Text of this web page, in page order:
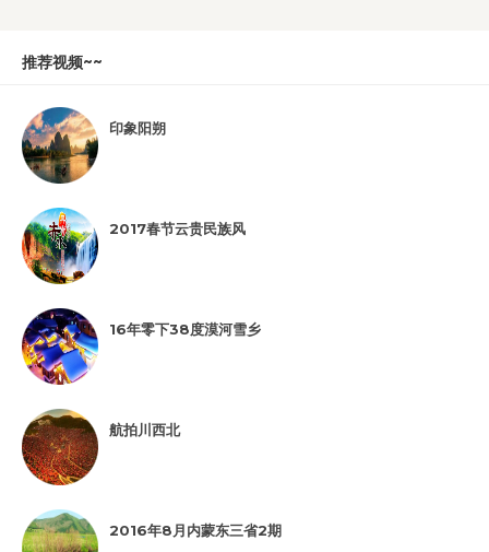
推荐视频~~
印象阳朔
2017春节云贵民族风
16年零下38度漠河雪乡
航拍川西北
2016年8月内蒙东三省2期